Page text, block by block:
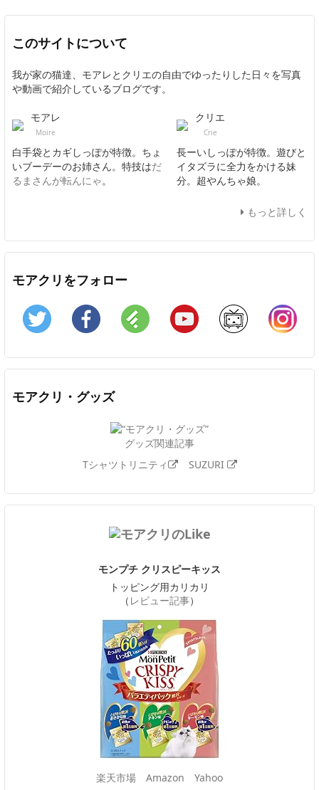
このサイトについて
我が家の猫達、モアレとクリエの自由でゆったりした日々を写真
や動画で紹介しているブログです。
モアレ
Moire
白手袋とカギしっぽが特徴。ちょ
いブーデーのお姉さん。特技はだ
るまさんが転んにゃ。
クリエ
Crie
長ーいしっぽが特徴。遊びと
イタズラに全力をかける妹
分。超やんちゃ娘。
もっと詳しく
モアクリをフォロー
Twitter Facebook Feedly YouTube ニコニコ動画
モアクリ・グッズ
グッズ関連記事
Tシャツトリニティ
SUZURI
モンプチ クリスピーキッス
トッピング用カリカリ
（ レビュー記事）
楽天市場 Amazon Yahoo